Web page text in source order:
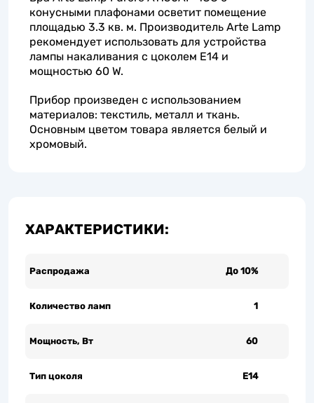
конусными плафонами осветит помещение
площадью 3.3 кв. м. Производитель Arte Lamp
рекомендует использовать для устройства
лампы накаливания с цоколем E14 и
мощностью 60 W.
Прибор произведен с использованием
материалов: текстиль, металл и ткань.
Основным цветом товара является белый и
хромовый.
ХАРАКТЕРИСТИКИ:
Распродажа До 10%
Количество ламп 1
Мощность, Вт 60
Тип цоколя Е14